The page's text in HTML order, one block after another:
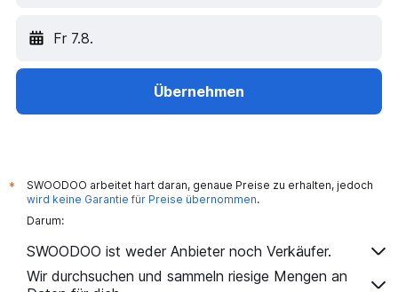
Fr 7.8.
Übernehmen
*
SWOODOO arbeitet hart daran, genaue Preise zu erhalten, jedoch
wird keine Garantie für Preise übernommen.
Darum:
SWOODOO ist weder Anbieter noch Verkäufer.
Wir durchsuchen und sammeln riesige Mengen an